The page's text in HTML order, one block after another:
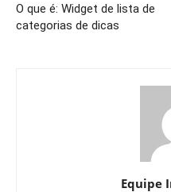
O que é: Widget de lista de
categorias de dicas
Equipe